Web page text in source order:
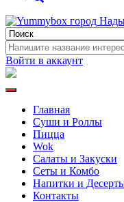
Yummybox город Надым
Суши, роллы, пицца,
автономный округ
Войти в аккаунт
Главная
Суши и Роллы
Пицца
Wok
Салаты и Закуски
Сеты и Комбо
Напитки и
Контакты